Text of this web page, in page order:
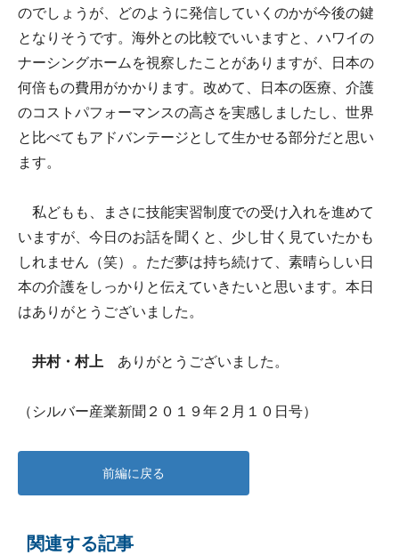
のでしょうが、どのように発信していくのかが今後の鍵
となりそうです。海外との比較でいいますと、ハワイの
ナーシングホームを視察したことがありますが、日本の
何倍もの費用がかかります。改めて、日本の医療、介護
のコストパフォーマンスの高さを実感しましたし、世界
と比べてもアドバンテージとして生かせる部分だと思い
ます。
私どもも、まさに技能実習制度での受け入れを進めて
いますが、今日のお話を聞くと、少し甘く見ていたかも
しれません（笑）。ただ夢は持ち続けて、素晴らしい日
本の介護をしっかりと伝えていきたいと思います。本日
はありがとうございました。
井村・村上 ありがとうございました。
（シルバー産業新聞２０１９年２月１０日号）
前編に戻る
関連する記事